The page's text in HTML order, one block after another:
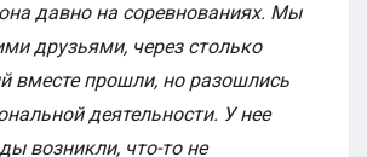
давно на соревнованиях. Мы
друзьями, через столько
вместе прошли, но разошлись
деятельности. У нее
возникли, что-то не